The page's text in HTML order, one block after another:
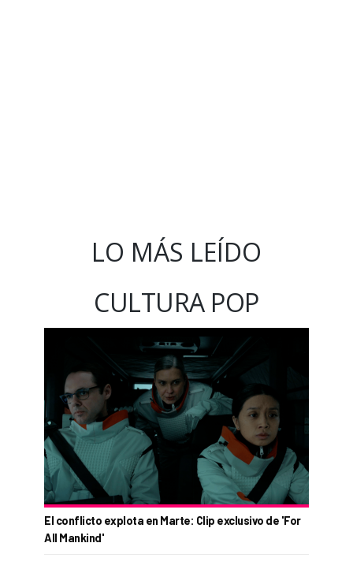
LO MÁS LEÍDO
CULTURA POP
El conflicto explota en Marte: Clip exclusivo de 'For
All Mankind'